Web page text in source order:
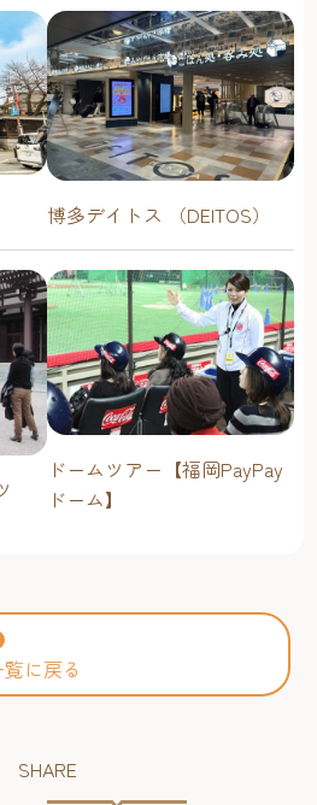
博多デイトス （DEITOS）
ドームツアー【福岡PayPay
ドーム】
に戻る
SHARE